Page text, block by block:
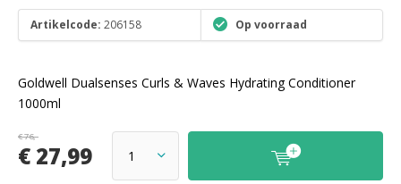
Artikelcode: 206158 Op voorraad
Goldwell Dualsenses Curls & Waves Hydrating Conditioner
1000ml
€ 76,-
€ 27,99